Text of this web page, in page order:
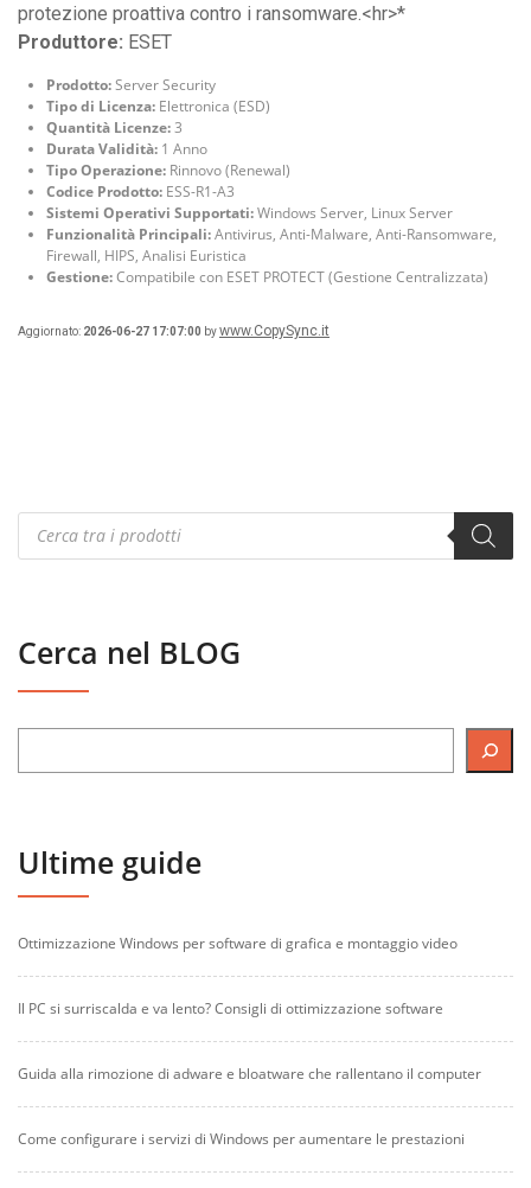
protezione proattiva contro i ransomware.<hr>*
Produttore: ESET
Prodotto:Server Security
Tipo di Licenza: Elettronica (ESD)
Quantità Licenze:3
Durata Validità: 1 Anno
Tipo Operazione: Rinnovo (Renewal)
Codice Prodotto: ESS-R1-A3
Sistemi Operativi Supportati:Windows Server, Linux Server
Funzionalità Principali:Antivirus, Anti-Malware, Anti-Ransomware,
Firewall, HIPS, Analisi Euristica
Gestione:Compatibile con ESET PROTECT (Gestione Centralizzata)
Aggiornato: 2026-06-27 17:07:00 bywww.CopySync.it
Products
search
Cerca nel BLOG
Ultime guide
Ottimizzazione Windows per software di grafica e montaggio video
Il PC si surriscalda e va lento? Consigli di ottimizzazione software
Guida alla rimozione di adware e bloatware che rallentano il computer
Come configurare i servizi di Windows per aumentare le prestazioni